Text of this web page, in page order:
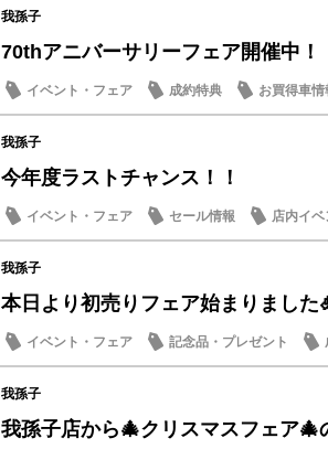
我孫子
70thアニバーサリーフェア開催中！
イベント・フェア 成約特典 お買得車情
我孫子
今年度ラストチャンス！！
イベント・フェア セール情報
店内イベ
メンテナンス商品
我孫子
本日より初売りフェア始まりました
イベント・フェア 記念品・プレゼント
日産のお店
我孫子
我孫子店から🎄クリスマスフェア🎄